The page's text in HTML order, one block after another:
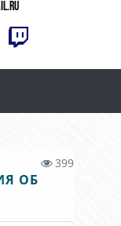
399
ОБ